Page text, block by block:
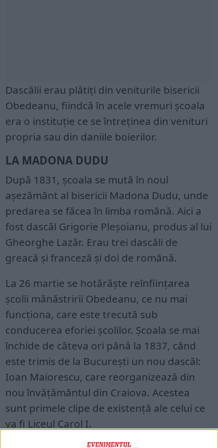
Dascălii erau plătiți din veniturile bisericii
Obedeanu, fiindcă în acele vremuri școala
era o instituție ce se întreținea din venituri
propria sau din daniile boierilor.
LA MADONA DUDU
După 1831, școala se mută în noul
așezământ al bisericii Madona Dudu, unde
predarea se făcea în limba română. Aici a
fost dascăl Grigorie Pleșoianu, produs al lui
Gheorghe Lazăr. Erau trei dascăli de
greacă și franceză și doi de română.
La 26 martie se hotărăște reînființarea
școlii mănăstririi Obedeanu, ce nu mai
funcționa, care este trecută sub
conducerea eforiei școlilor. Școala se mai
închide de câteva ori până la 1837, când
este trimis de la București un nou dascăl:
Ioan Maiorescu, care reorganizează din
nou învățământul din Craiova. Acestea
sunt primele clipe de existență ale celui ce
va fi Liceul Carol I.